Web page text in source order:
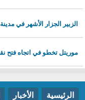
الزبير الجزار الأشهر في
موريتل تخطو في اتجاه فتح
الرئيسية الأخبار